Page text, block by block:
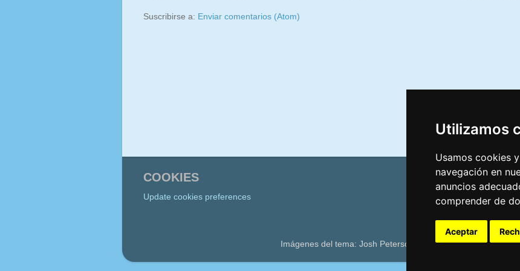
Utilizamos
Usamos cookies
navegación en
anuncios
comprender de
Aceptar
Suscribirse a: Enviar comentarios (Atom)
COOKIES
Update cookies preferences
Imágenes del tema: Josh Peterson. Con la tecnología de